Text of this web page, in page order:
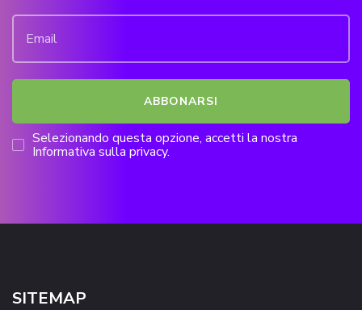
Selezionando questa opzione, accetti la nostra
Informativa sulla privacy.
SITEMAP